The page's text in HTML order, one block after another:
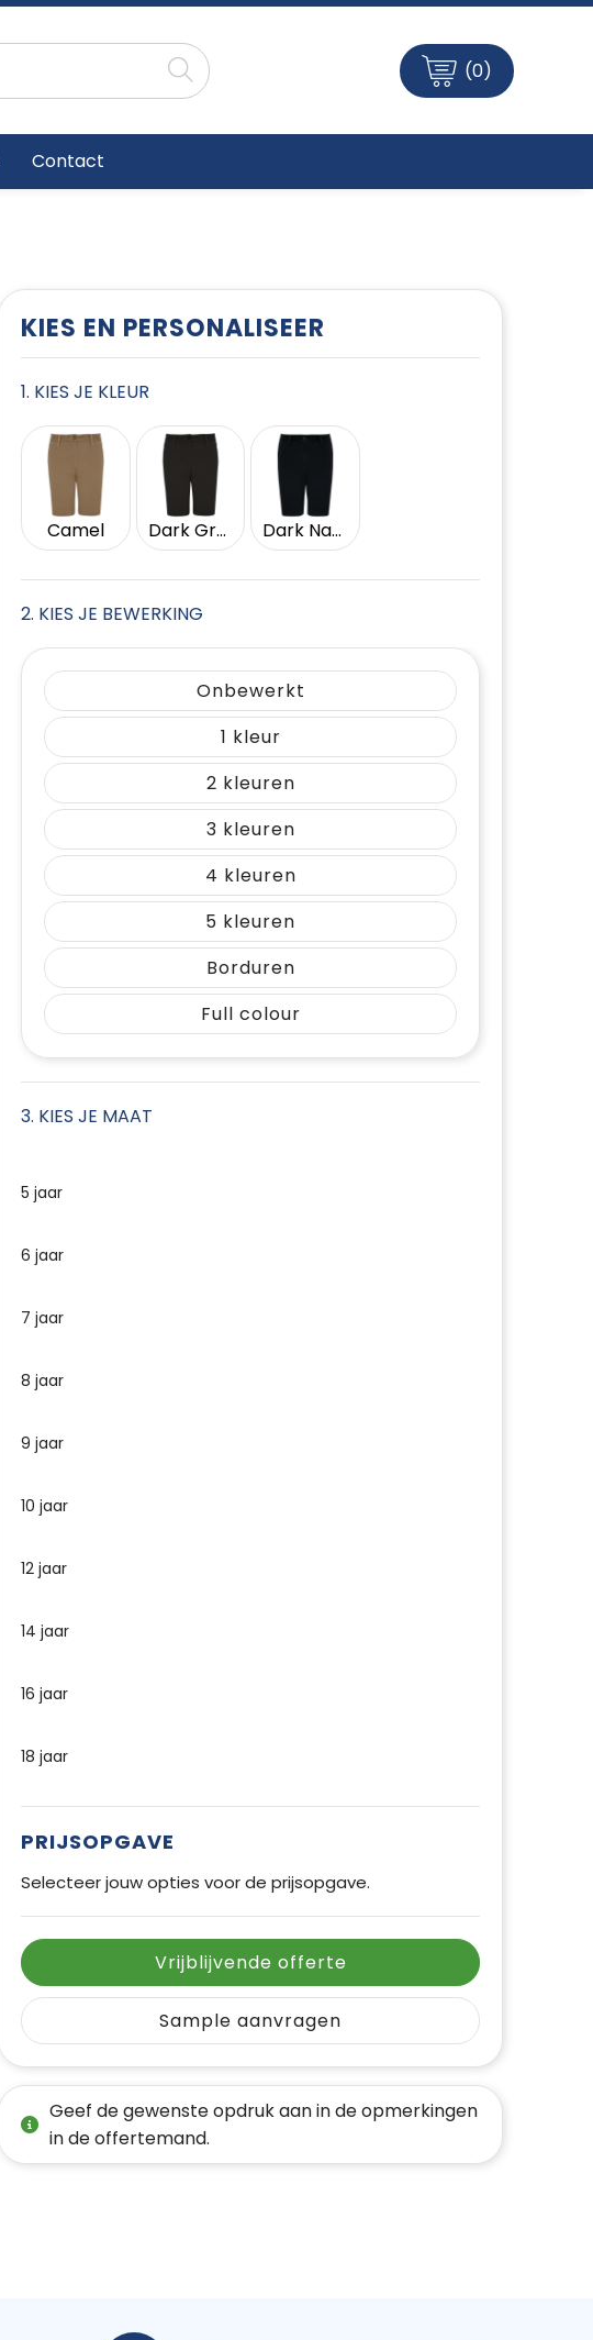
(0)
Contact
KIES EN PERSONALISEER
1. KIES JE KLEUR
Camel Dark Grey Dark Navy
2. KIES JE BEWERKING
Onbewerkt
1
2
3
4
5
Borduren
Full colour
3. KIES JE MAAT
5 jaar
6 jaar
7 jaar
8 jaar
9 jaar
10 jaar
12 jaar
14 jaar
16 jaar
18 jaar
PRIJSOPGAVE
Selecteer jouw opties voor de prijsopgave.
Vrijblijvende offerte
Sample aanvragen
Geef de gewenste opdruk aan in de opmerkingen
in de offertemand.